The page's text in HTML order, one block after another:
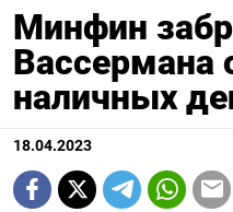
Минфин
Вассермана
наличных
18.04.2023